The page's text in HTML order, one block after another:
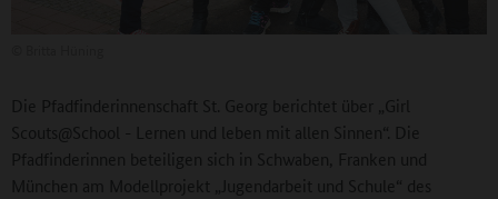
Die Pfadfinderinnenschaft St. Georg berichtet über „Girl
Scouts@School - Lernen und leben mit allen Sinnen“. Die
Pfadfinderinnen beteiligen sich in Schwaben, Franken und
München am Modellprojekt „Jugendarbeit und Schule“ des